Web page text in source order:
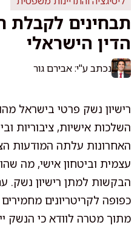
תבחינים לקבלת
הדין הישראלי
נכתב ע"י: אבירם גור
רישיון נשק פרטי בישראל
השלכות אישיות, ציבוריות
האחרונות עלתה המודעות
עצמית וביטחון אישי, מה
הבקשות למתן רישיון נשק.
כפופה לקריטריונים
מתוך מטרה לוודא כי הנשק